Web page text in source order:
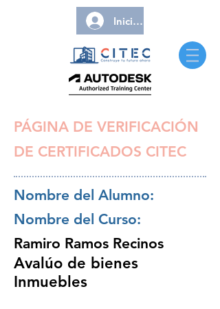
Iniciar sesión
PÁGINA DE VERIFICACIÓN
DE CERTIFICADOS CITEC
Nombre del Alumno:
Nombre del Curso:
Ramiro Ramos Recinos
Avalúo de bienes
Inmuebles